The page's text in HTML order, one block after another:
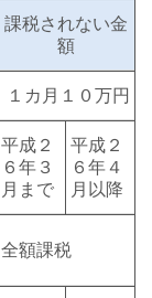
課税されない金
額
１カ月１０万円
平成２
６年３
月まで
平成２
６年４
月以降
全額課税